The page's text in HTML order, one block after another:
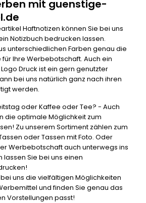
mit guenstige-
Haftnotizen können Sie bei uns
Notizbuch bedrucken lassen.
unterschiedlichen Farben genau die
Ihre Werbebotschaft. Auch ein
Druck ist ein gern genutzter
bei uns natürlich ganz nach ihren
werden.
oder Kaffee oder Tee? - Auch
die optimale Möglichkeit zum
! Zu unserem Sortiment zählen zum
oderTassen mit Foto. Oder
Werbebotschaft auch unterwegs ins
lassen Sie bei uns einen
!
uns die vielfältigen Möglichkeiten
und finden Sie genau das
Vorstellungen passt!